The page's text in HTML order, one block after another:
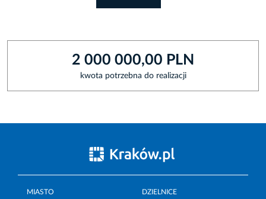
2 000 000,00 PLN
kwota potrzebna do realizacji
MIASTO DZIELNICE